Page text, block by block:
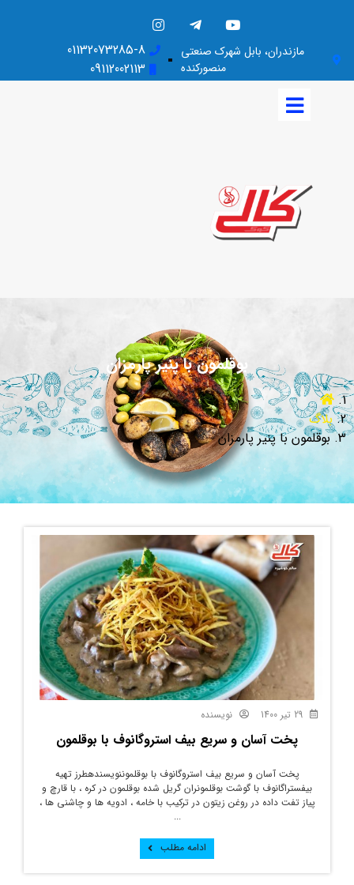
مازندران، بابل شهرک صنعتی
منصورکنده
01132073285-8
09112002113
بوقلمون با پنیر پارمزان
بلاگ
بوقلمون با پنیر پارمزان
نویسنده
پخت آسان و سریع بیف استروگانوف با بوقلمون
پخت آسان و سریع بیف استروگانوف با بوقلموننویسندهطرز تهیه
بیفستراگانوف با گوشت بوقلمونران گریل شده بوقلمون در کره ، با قارچ و
پیاز تفت داده در روغن زیتون در ترکیب با خامه ، ادویه ها و چاشنی ها ،
...
ادامه مطلب